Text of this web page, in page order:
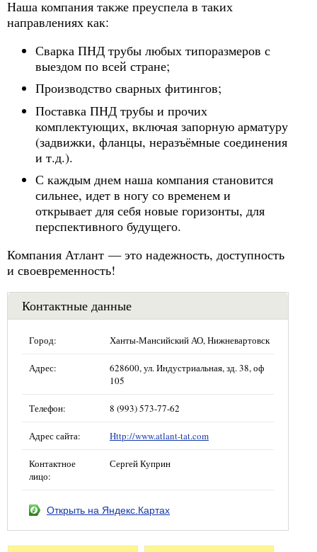
Наша компания также преуспела в таких
направлениях как:
Сварка ПНД трубы любых типоразмеров с
выездом по всей стране;
Производство сварных фитингов;
Поставка ПНД трубы и прочих
комплектующих, включая запорную арматуру
(задвижки, фланцы, неразъёмные соединения
и т.д.).
С каждым днем наша компания становится
сильнее, идет в ногу со временем и
открывает для себя новые горизонты, для
перспективного будущего.
Компания Атлант — это надежность, доступность
и своевременность!
Контактные данные
Город: Ханты-Мансийский АО, Нижневартовск
Адрес:
628600, ул. Индустриальная, зд. 38, оф
105
Телефон: 8 (993) 573-77-62
Адрес сайта: Http://www.atlant-tat.com
Контактное
лицо:
Сергей Куприн
Открыть на Яндекс.Картах